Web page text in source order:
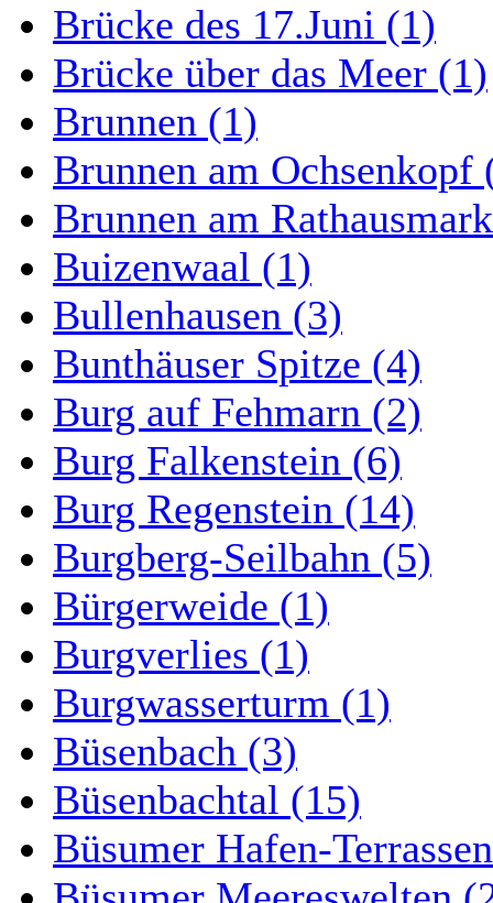
Brücke des 17.Juni (1)
Brücke über das Meer (1)
Brunnen (1)
Brunnen am Ochsenkopf
Brunnen am
Buizenwaal (1)
Bullenhausen (3)
Bunthäuser Spitze (4)
Burg auf Fehmarn (2)
Burg Falkenstein (6)
Burg Regenstein (14)
Burgberg-Seilbahn (5)
Bürgerweide (1)
Burgverlies (1)
Burgwasserturm (1)
Büsenbach (3)
Büsenbachtal (15)
Büsumer Hafen-